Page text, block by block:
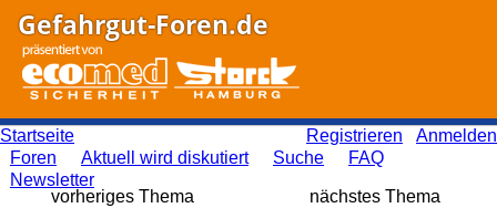
Gefahrgut-Foren.de
Registrieren Anmelden
Startseite
Foren
Aktuell wird diskutiert Suche
FAQ
Newsletter
vorheriges Thema
nächstes Thema